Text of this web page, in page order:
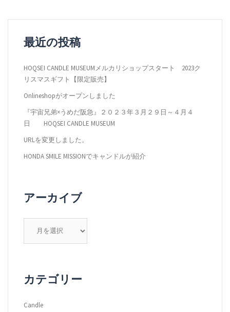
ー
ョ
ン
最近の投稿
HOQSEI CANDLE MUSEUMメルカリショップスタート 2023ク
リスマスギフト【限定販売】
Onlineshopがオープンしました
『宇宙兄弟×うめだ阪急』２０２３年３月２９日～４月４
日 HOQSEI CANDLE MUSEUM
URLを変更しました。
HONDA SMILE MISSIONでキャンドルが紹介
アーカイブ
カ
カテゴリー
Candle